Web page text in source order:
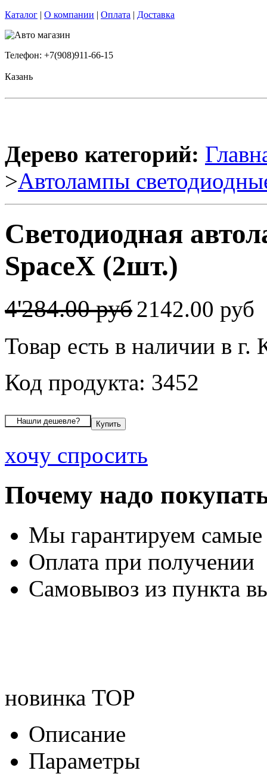
Каталог | О компании | Оплата | Доставка
Телефон: +7(908)911-66-15
Казань
Дерево категорий:
>Автолампы
Светодиодная
SpaceX (2шт.)
4'284.00 руб2142.00 руб
Товар есть в наличии в г.
Код продукта: 3452
хочу спросить
Почему надо
Мы гарантируем
Оплата при получении
Самовывоз из пункта
новинка TOP
Описание
Параметры